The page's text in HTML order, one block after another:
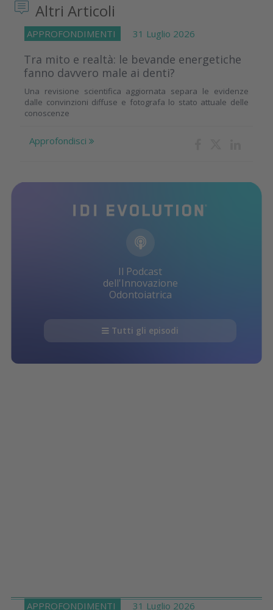
Altri Articoli
APPROFONDIMENTI 31 Luglio 2026
Tra mito e realtà: le bevande energetiche
fanno davvero male ai denti?
Una revisione scientifica aggiornata separa le evidenze
dalle convinzioni diffuse e fotografa lo stato attuale delle
conoscenze
Approfondisci
Il Podcast
dell'Innovazione
Odontoiatrica
Tutti gli episodi
APPROFONDIMENTI 31 Luglio 2026